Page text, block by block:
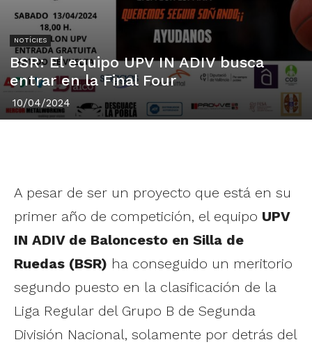
NOTÍCIES
BSR: El equipo UPV IN ADIV busca
entrar en la Final Four
10/04/2024
A pesar de ser un proyecto que está en su
primer año de competición, el equipo UPV
IN ADIV de Baloncesto en Silla de
Ruedas (BSR) ha conseguido un meritorio
segundo puesto en la clasificación de la
Liga Regular del Grupo B de Segunda
División Nacional, solamente por detrás del